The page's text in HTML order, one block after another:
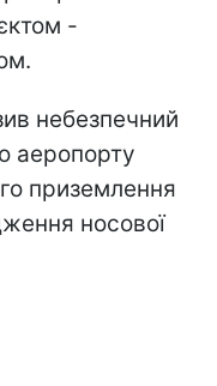
-
небезпечний
аеропорту
приземлення
носової